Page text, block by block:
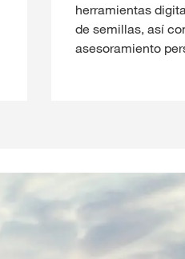
herramientas
de semillas, así
asesoramiento